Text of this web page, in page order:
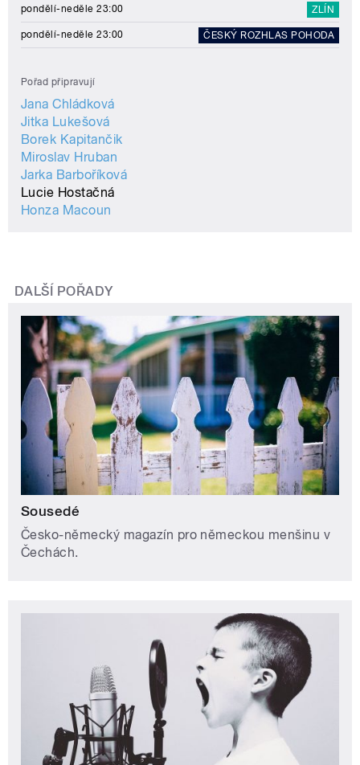
pondělí-neděle 23:00 ZLÍN
pondělí-neděle 23:00 ČESKÝ ROZHLAS POHODA
Pořad připravují
Jana Chládková
Jitka Lukešová
Borek Kapitančik
Miroslav Hruban
Jarka Barboříková
Lucie Hostačná
Honza Macoun
DALŠÍ POŘADY
Sousedé
Česko-německý magazín pro německou menšinu v
Čechách.